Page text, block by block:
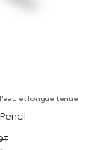
et longue tenue